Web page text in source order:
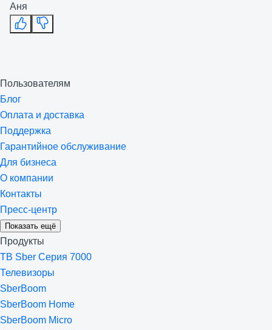
Аня
Пользователям
Блог
Оплата и доставка
Поддержка
Гарантийное обслуживание
Для бизнеса
О компании
Контакты
Пресс-центр
Показать ещё
Продукты
ТВ Sber Серия 7000
Телевизоры
SberBoom
SberBoom Home
SberBoom Micro